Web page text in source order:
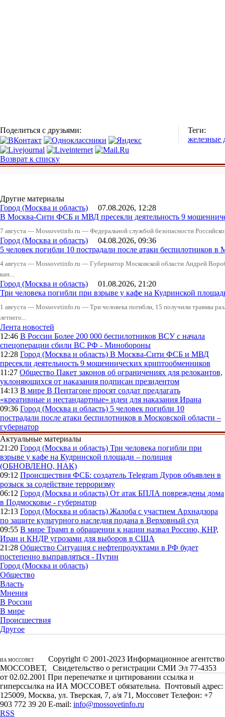
Поделиться с друзьями:
Теги:
железные
Возврат к списку
Другие материалы
Город (Москва и область) 07.08.2026, 12:28
В Москва-Сити ФСБ и МВД пресекли деятельность 9
7 августа — Mossovetinfo.ru — Федеральной службой безопасности
Город (Москва и область) 04.08.2026, 09:36
5 человек погибли 10 пострадали после атаки беспилотников в
4 августа — Mossovetinfo.ru — Губернатор Московской области Андрей
кан...
Город (Москва и область) 01.08.2026, 21:20
Три человека погибли при взрыве у кафе на Кудринской
1 августа — Mossovetinfo.ru — Три человека погибли, 15 получили травмы
летнего...
Лента новостей
12:46 В России Более 200 000 беспилотников ВСУ с начала
спецоперации сбили ВС РФ - Минобороны
12:28 Город (Москва и область) В Москва-Сити ФСБ и МВД
пресекли деятельность 9 мошеннических криптообменников
11:27 Общество Пакет законов об ограничениях для релокантов,
уклоняющихся от наказания подписан президентом
14:13 В мире В Пентагоне просят солдат предлагать
«креативные и нестандартные» идеи для наказания Ирана
09:36 Город (Москва и область) 5 человек погибли 10
пострадали после атаки беспилотников в Московской области –
губернатор
Актуальные материалы
21:20 Город (Москва и область) Три человека погибли при
взрыве у кафе на Кудринской площади – полиция
(ОБНОВЛЕНО, НАК)
09:12 Происшествия ФСБ: создатель Telegram Дуров объявлен в
розыск за содействие терроризму
06:12 Город (Москва и область) От атак БПЛА повреждены дома
в Подмосковье - губернатор
12:13 Город (Москва и область) Жалоба с участием Архнадзора
по защите культурного наследия подана в Верховный суд
09:55 В мире Трамп в обращении к нации назвал Россию, КНР,
Иран и КНДР угрозами для выборов в США
21:28 Общество Ситуация с нефтепродуктами в РФ будет
постепенно выправляться - Путин
Город (Москва и область)
Общество
Власть
Мнения
В России
В мире
Происшествия
Другое
ИА МОССОВЕТ
Copyright © 2001-2023 Информационное агентство
МОССОВЕТ, Свидетельство о регистрации СМИ Эл 77-4353
от 02.02.2001 При перепечатке и цитировании ссылка и
гиперссылка на ИА МОССОВЕТ обязательна. Почтовый адрес:
125009, Москва, ул. Тверская, 7, а/я 71, Моссовет Телефон: +7
903 772 39 20 E-mail: info@mossovetinfo.ru
RSS